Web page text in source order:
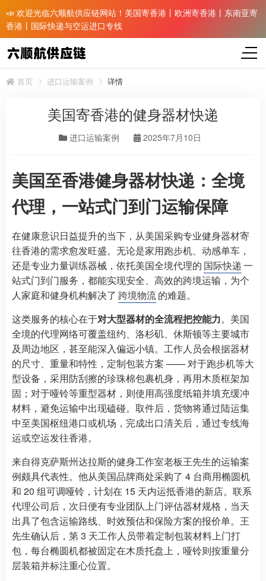
📣 欢迎光临六顺航供应链网站！美国寄香港丨欧洲寄香港丨东南亚寄
香港丨国际快递与空运进口专线
首页 进口运输案例 详情
美国寄香港的健身器材快递
进口运输案例 2025年7月10日
美国至香港健身器材快递：全境
代理，一站式门到门运输保障
在健康意识日益提升的当下，从美国采购专业健身器材寄
往香港的需求愈发旺盛。无论是家用跑步机、动感单车，
还是专业力量训练器械，依托美国全境代理的 国际快递一
站式门到门服务，都能实现安全、高效的跨境运输，为个
人家庭和健身机构解决了 跨境物流的难题。
这类服务的核心在于对大型器材的全流程把控能力。美国
全境的代理网络可覆盖纽约、洛杉矶、休斯顿等主要城市
及周边地区，甚至能深入偏远小镇。工作人员会根据器材
的尺寸、重量和特性，定制包装方案 —— 对于跑步机等大
型设备，采用防刮擦的珍珠棉包裹机身，再用木质框架加
固；对于哑铃等重型器材，则使用高强度纸箱并填充缓冲
材料，避免运输中出现磕碰。取件后，货物将通过陆运集
中至美国枢纽港口或机场，完成出口清关后，通过专线海
运或空运发往香港。
来自得克萨斯州达拉斯的健身工作室老板王先生的运输案
例颇具代表性。他从美国品牌商处采购了 4 台商用椭圆机
和 20 组可调哑铃，计划在 15 天内运抵香港的新店。联系
代理公司后，次日便有专业团队上门评估器材规格，当天
出具了包含运输路线、时效预估和保险方案的报价单。王
先生确认后，第 3 天工作人员带着定制包装材料上门打
包，每台椭圆机都被固定在木质托盘上，哑铃则按重量分
层装箱并标注重心位置。